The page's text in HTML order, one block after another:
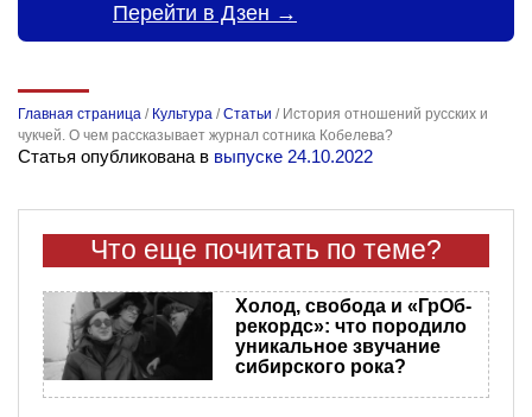
Перейти в Дзен →
Главная страница / Культура /Статьи / История отношений русских и
чукчей. О чем рассказывает журнал сотника Кобелева?
Статья опубликована в выпуске 24.10.2022
Что еще почитать по теме?
Холод, свобода и «ГрОб-
рекордс»: что породило
уникальное звучание
сибирского рока?